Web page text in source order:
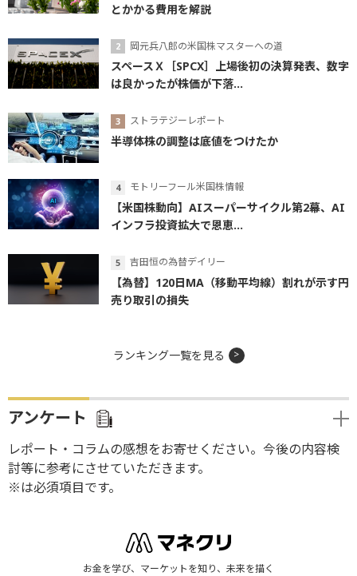
とかかる費用を解説
岡元兵八郎の米国株マスターへの道
スペースＸ［SPCX］上場後初の決算発表、数字
は良かったが株価が下落...
ストラテジーレポート
半導体株の調整は底値をつけたか
モトリーフール米国株情報
【米国株動向】AIスーパーサイクル第2幕、AI
インフラ投資拡大で恩恵...
吉田恒の為替デイリー
【為替】120日MA（移動平均線）割れが示す円
売り取引の損失
ランキング一覧を見る
アンケート
レポート・コラムの感想をお寄せください。今後の内容検
討等に参考にさせていただきます。
※は必須項目です。
お金を学び、マーケットを知り、未来を描く